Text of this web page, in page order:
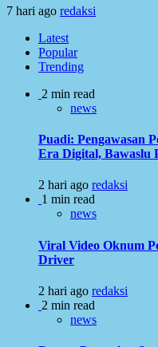
7 hari ago redaksi
Latest
Popular
Trending
2 min read
news
Puadi: Pengawasan
Era Digital, Bawaslu
2 hari ago redaksi
1 min read
news
Viral Video Oknum
Driver
2 hari ago redaksi
2 min read
news